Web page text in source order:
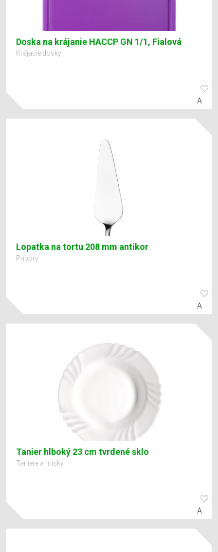
A
Doska na krájanie HACCP GN 1/1, Fialová
Krájacie dosky
A
Lopatka na tortu 208 mm antikor
Príbory
A
Tanier hlboký 23 cm tvrdené sklo
Taniere a misky